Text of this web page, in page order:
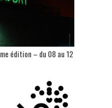
édition – du 08 au 12